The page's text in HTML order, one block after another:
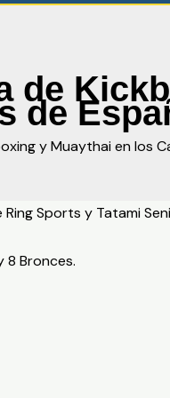
de
de
y Muaythai en los
Sports y Tatami
8 Bronces.